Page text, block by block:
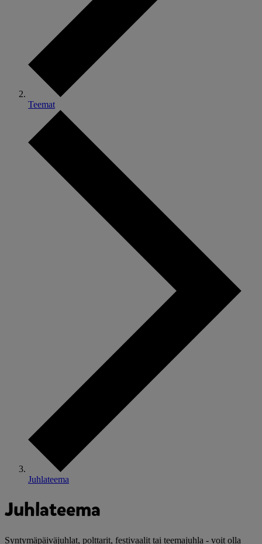
Teemat
Juhlateema
Juhlateema
Syntymäpäiväjuhlat, polttarit, festivaalit tai teemajuhla - voit olla